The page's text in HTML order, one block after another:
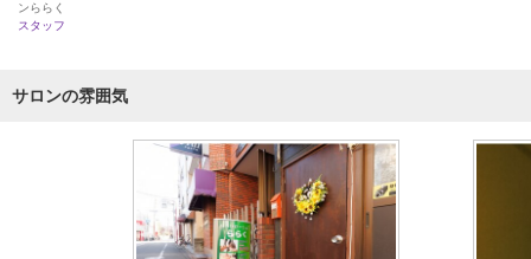
ンららく
スタッフ
サロンの雰囲気